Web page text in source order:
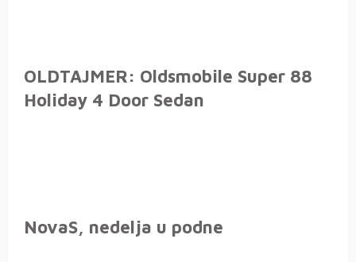
OLDTAJMER: Oldsmobile Super 88
Holiday 4 Door Sedan
NovaS, nedelja u podne